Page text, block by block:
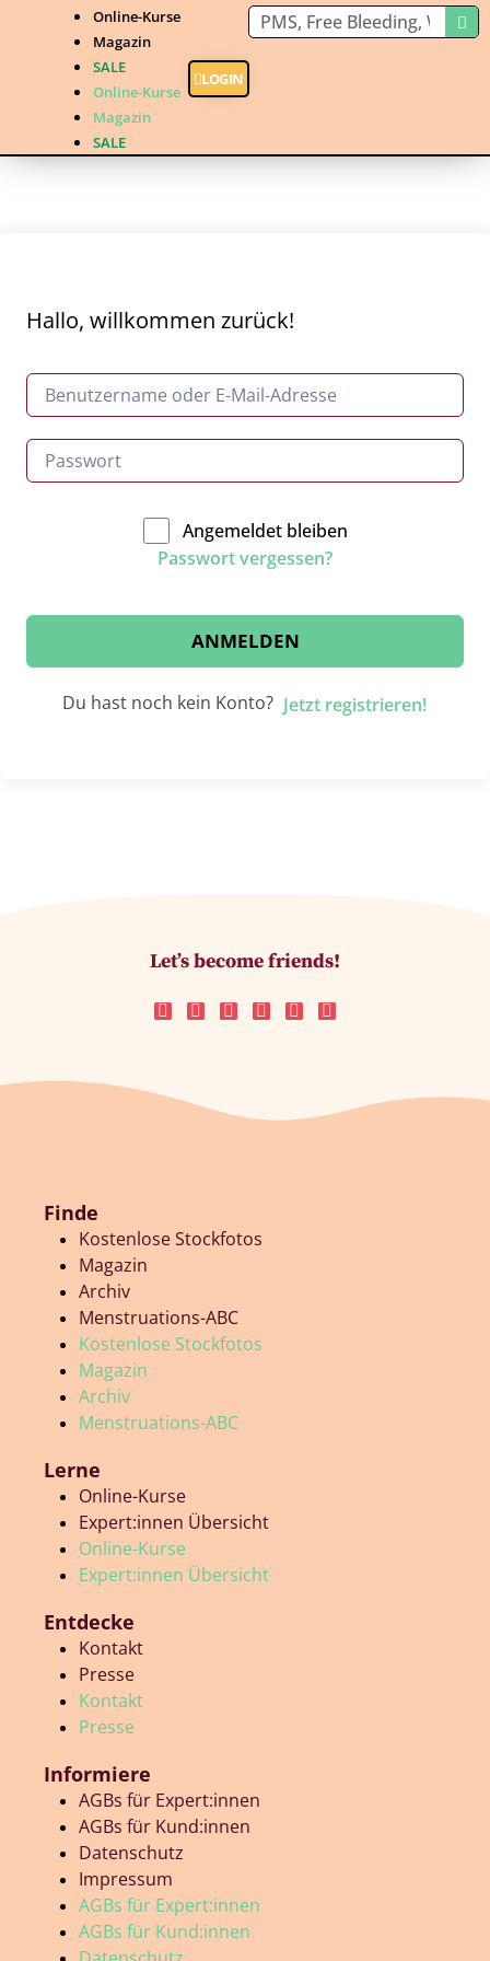
Online-Kurse
Magazin
SALE
Online-Kurse
Magazin
SALE
LOGIN
Hallo, willkommen zurück!
Angemeldet bleiben
Passwort vergessen?
ANMELDEN
Du hast noch kein Konto? Jetzt registrieren!
Let’s become friends!
Finde
Kostenlose Stockfotos
Magazin
Archiv
Menstruations-ABC
Kostenlose Stockfotos
Magazin
Archiv
Menstruations-ABC
Lerne
Online-Kurse
Expert:innen Übersicht
Online-Kurse
Expert:innen Übersicht
Entdecke
Kontakt
Presse
Kontakt
Presse
Informiere
AGBs für Expert:innen
AGBs für Kund:innen
Datenschutz
Impressum
AGBs für Expert:innen
AGBs für Kund:innen